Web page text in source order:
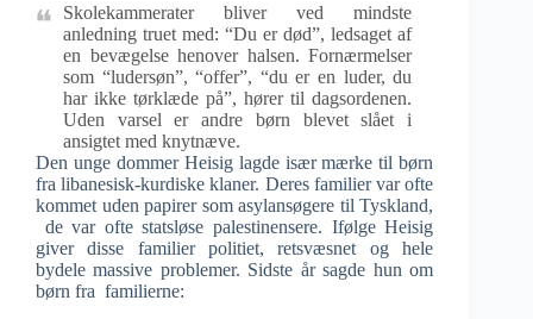
Skolekammerater bliver ved mindste
anledning truet med: “Du er død”, ledsaget af
en bevægelse henover halsen. Fornærmelser
som “ludersøn”, “offer”, “du er en luder, du
har ikke tørklæde på”, hører til dagsordenen.
Uden varsel er andre børn blevet slået i
ansigtet med knytnæve.
Den unge dommer Heisig lagde især mærke til børn
fra libanesisk-kurdiske klaner. Deres familier var ofte
kommet uden papirer som asylansøgere til Tyskland,
de var ofte statsløse palestinensere. Ifølge Heisig
giver disse familier politiet, retsvæsnet og hele
bydele massive problemer. Sidste år sagde hun om
børn fra familierne: